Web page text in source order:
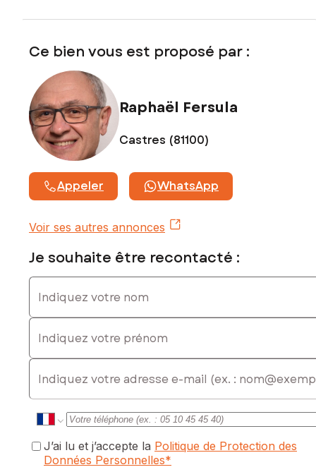
Contactez votre conseiller SAFTI : Raphaël FERSULA, Tél. :
0619266225, E-mail : raphael.fersula@safti.fr - EI - Agent
commercial immatriculé au RSAC de CASTRES sous le
numéro 482 519 410
Ce bien vous est proposé par :
Raphaël Fersula
Castres (81100)
Appeler WhatsApp
Voir ses autres annonces
Je souhaite être recontacté :
Indiquez votre nom
Indiquez votre prénom
E-mail
J’ai lu et j’accepte la Politique de Protection des
Données Personnelles*